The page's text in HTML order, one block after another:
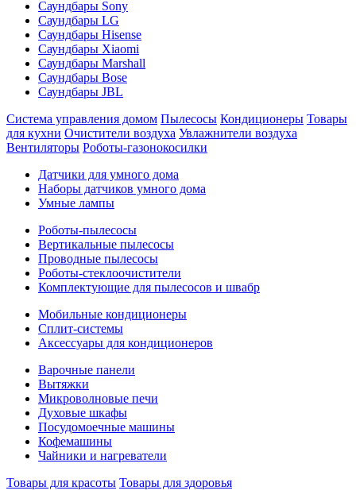
Саундбары Sony
Саундбары LG
Саундбары Hisense
Саундбары Xiaomi
Саундбары Marshall
Саундбары Bose
Саундбары JBL
Система управления домом Пылесосы Кондиционеры Товары
для кухни Очистители воздуха Увлажнители воздуха
Вентиляторы Роботы-газонокосилки
Датчики для умного дома
Наборы датчиков умного дома
Умные лампы
Роботы-пылесосы
Вертикальные пылесосы
Проводные пылесосы
Роботы-стеклоочистители
Комплектующие для пылесосов и швабр
Мобильные кондиционеры
Сплит-системы
Аксессуары для кондиционеров
Варочные панели
Вытяжки
Микроволновые печи
Духовые шкафы
Посудомоечные машины
Кофемашины
Чайники и нагреватели
Товары для красоты Товары для здоровья